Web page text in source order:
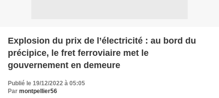
Explosion du prix de l’électricité : au bord du
précipice, le fret ferroviaire met le
gouvernement en demeure
Publié le 19/12/2022 à 05:05
Par montpellier56